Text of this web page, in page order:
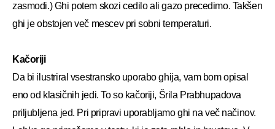
zasmodi.) Ghi potem skozi cedilo ali gazo precedimo. Takšen
ghi je obstojen več mescev pri sobni temperaturi.
Kačoriji
Da bi ilustriral vsestransko uporabo ghija, vam bom opisal
eno od klasičnih jedi. To so kačoriji, Šrila Prabhupadova
priljubljena jed. Pri pripravi uporabljamo ghi na več načinov.